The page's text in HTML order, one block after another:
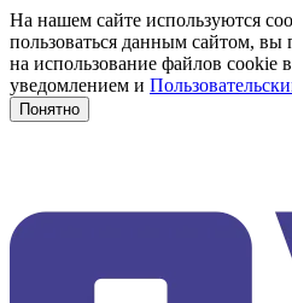
На нашем сайте используются
пользоваться данным сайтом, вы
на использование файлов cookie
уведомлением и
Понятно